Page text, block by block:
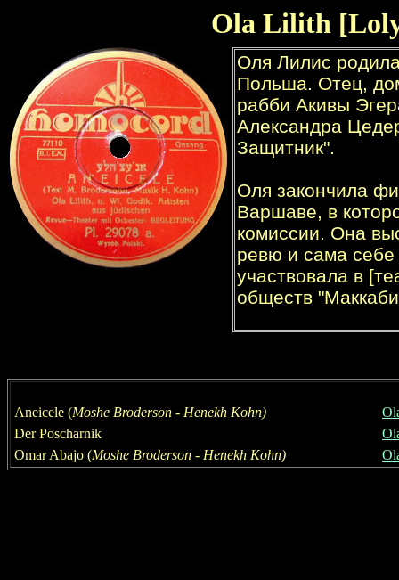
Ola Lilith
Aneicele (Moshe Broderson - Henekh Kohn)
Der Poscharnik
Omar Abajo (Moshe Broderson - Henekh Kohn)